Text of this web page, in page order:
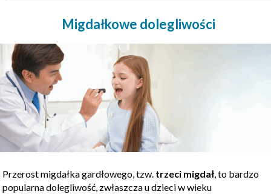
Migdałkowe dolegliwości
Przerost migdałka gardłowego, tzw. trzeci migdał, to bardzo
popularna dolegliwość, zwłaszcza u dzieci w wieku